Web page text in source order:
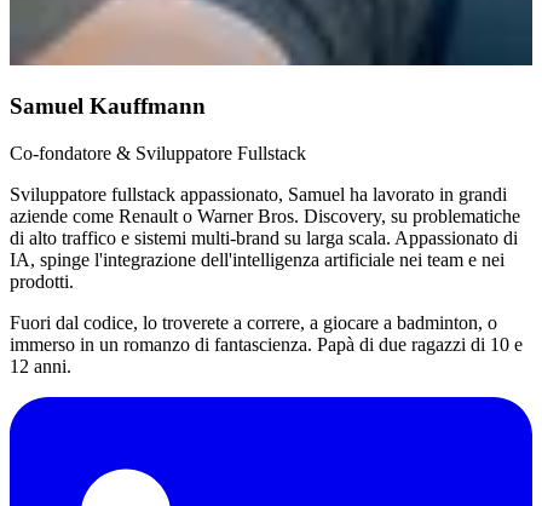
Samuel Kauffmann
Co-fondatore & Sviluppatore Fullstack
Sviluppatore fullstack appassionato, Samuel ha lavorato in grandi
aziende come Renault o Warner Bros. Discovery, su problematiche
di alto traffico e sistemi multi-brand su larga scala. Appassionato di
IA, spinge l'integrazione dell'intelligenza artificiale nei team e nei
prodotti.
Fuori dal codice, lo troverete a correre, a giocare a badminton, o
immerso in un romanzo di fantascienza. Papà di due ragazzi di 10 e
12 anni.